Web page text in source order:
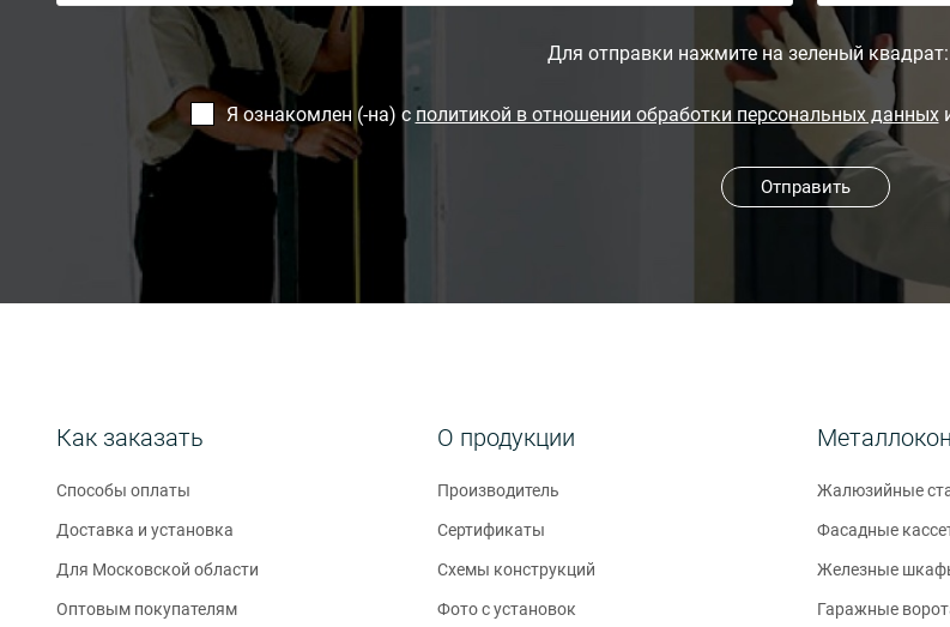
Для отправки нажмите на зеленый квадрат:
Я ознакомлен (-на) с политикой в отношении обработки персональных данных
Отправить
Как заказать
Способы оплаты
Доставка и установка
Для Московской области
Оптовым покупателям
О продукции
Производитель
Сертификаты
Схемы конструкций
Фото с установок
Жалюзийные
Фасадные
Железные
Гаражные